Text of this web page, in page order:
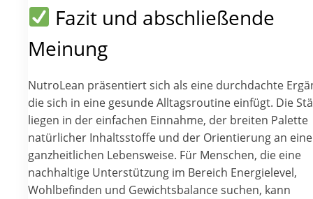
Fazit und abschließende
Meinung
NutroLean präsentiert sich als eine durchdachte
die sich in eine gesunde Alltagsroutine einfügt. Die
liegen in der einfachen Einnahme, der breiten Palette
natürlicher Inhaltsstoffe und der Orientierung an
ganzheitlichen Lebensweise. Für Menschen, die eine
nachhaltige Unterstützung im Bereich Energielevel,
Wohlbefinden und Gewichtsbalance suchen, kann